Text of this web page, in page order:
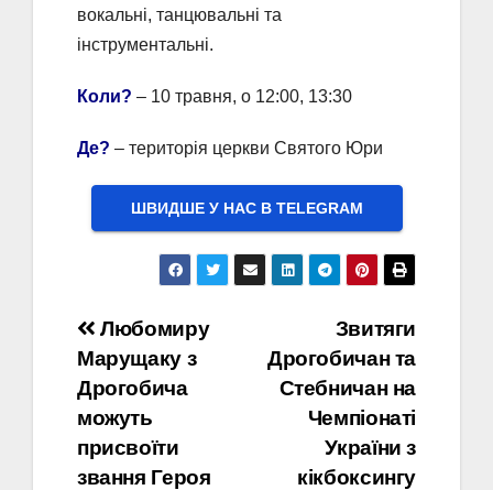
вокальні, танцювальні та
інструментальні.
Коли? – 10 травня, о 12:00, 13:30
Де? – територія церкви Святого Юри
ШВИДШЕ У НАС В ТELEGRAM
Навігація
записів
Звитяги
Дрогобичан та
Стебничан на
Чемпіонаті
України з
кікбоксингу
Любомиру
Марущаку з
Дрогобича
можуть
присвоїти
звання Героя